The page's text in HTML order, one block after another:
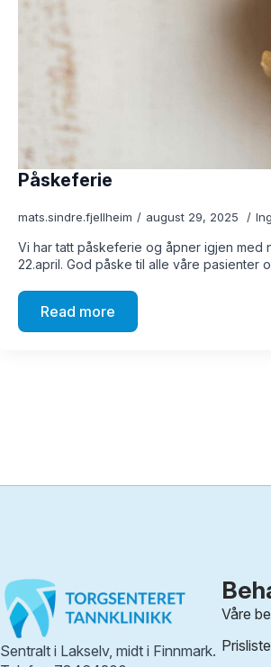
Påskeferie
mats.sindre.fjellheim august 29, 2025
Vi har tatt påskeferie og åpner igjen med
22.april. God påske til alle våre pasienter
Read more
Sentralt i Lakselv, midt i Finnmark.
Våre
Prisliste